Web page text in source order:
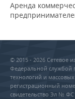
Аренда
© 2015 - 2026 Сетевое
Федеральной службой
технологий и
регистрационный
свидетельство Эл № ФС